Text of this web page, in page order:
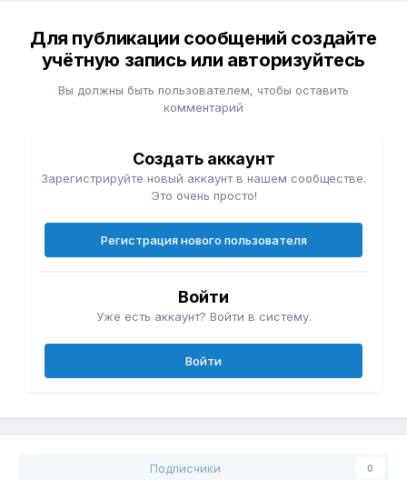
Для публикации сообщений создайте
учётную запись или авторизуйтесь
Вы должны быть пользователем, чтобы оставить
комментарий
Создать аккаунт
Зарегистрируйте новый аккаунт в нашем сообществе.
Это очень просто!
Регистрация нового пользователя
Войти
Уже есть аккаунт? Войти в систему.
Войти
Подписчики 0